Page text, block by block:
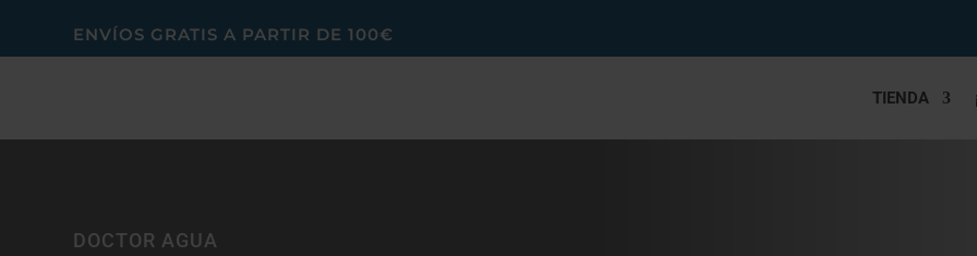
ENVÍOS GRATIS A PARTIR DE 100€
TIENDA
DOCTOR AGUA